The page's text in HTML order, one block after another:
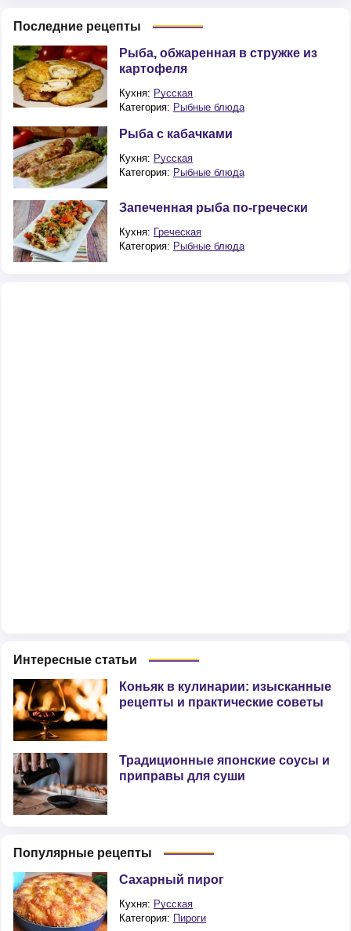
Последние рецепты
Рыба, обжаренная в стружке из
картофеля
Кухня: Русская
Категория: Рыбные блюда
Рыба с кабачками
Кухня: Русская
Категория: Рыбные блюда
Запеченная рыба по-гречески
Кухня: Греческая
Категория: Рыбные блюда
Интересные статьи
Коньяк в кулинарии: изысканные
рецепты и практические советы
Традиционные японские соусы и
приправы для суши
Популярные рецепты
Сахарный пирог
Кухня: Русская
Категория: Пироги